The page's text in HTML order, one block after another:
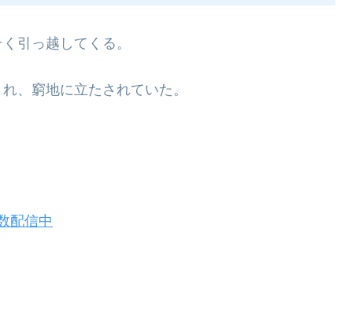
引っ越してくる。
、窮地に立たされていた。
配信中